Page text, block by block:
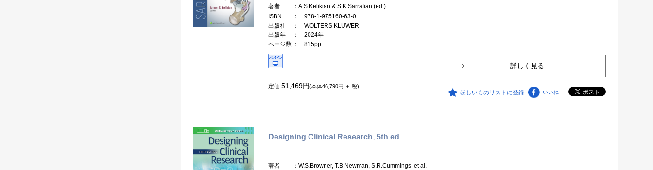
著者
：A.S.Kelikian & S.K.Sarrafian (ed.)
ISBN
： 978-1-975160-63-0
出版社
： WOLTERS KLUWER
出版年
： 2024年
ページ数 ： 815pp.
定価 51,469円(本体46,790円 ＋ 税)
詳しく見る
ほしいものリストに登録 いいね
Designing Clinical Research, 5th ed.
著者
：W.S.Browner, T.B.Newman, S.R.Cummings, et al.